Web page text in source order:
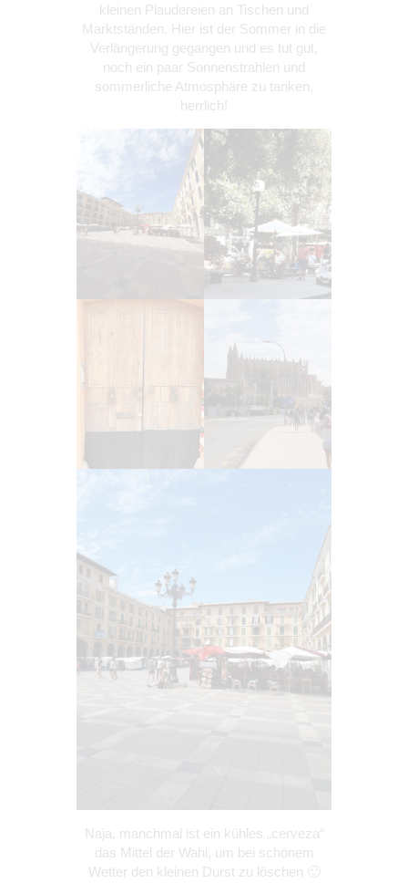
kleinen Plaudereien an Tischen und
Marktständen. Hier ist der Sommer in die
Verlängerung gegangen und es tut gut,
noch ein paar Sonnenstrahlen und
sommerliche Atmosphäre zu tanken,
herrlich!
Naja, manchmal ist ein kühles „cerveza“
das Mittel der Wahl, um bei schönem
Wetter den kleinen Durst zu löschen 🙂